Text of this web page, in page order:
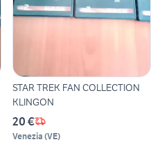
STAR TREK FAN COLLECTION
KLINGON
20 €
Venezia (VE)